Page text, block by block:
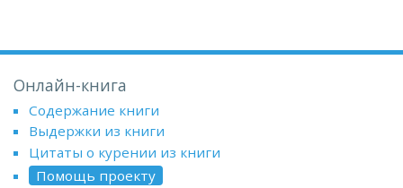
Онлайн-книга
Содержание книги
Выдержки из книги
Цитаты о курении из книги
Помощь проекту